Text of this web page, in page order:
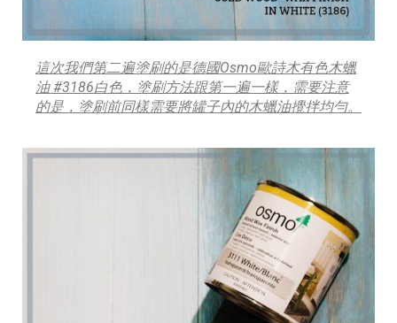
這次我們第二遍塗刷的是德國Osmo歐詩木有色木蠟
油 #3186白色，塗刷方法跟第一遍一樣，需要注意
的是，塗刷前同樣需要將罐子內的木蠟油攪拌均勻。